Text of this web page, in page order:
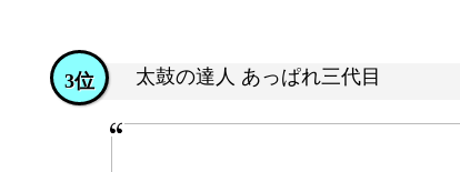
太鼓の達人 あっぱれ三代目
3位